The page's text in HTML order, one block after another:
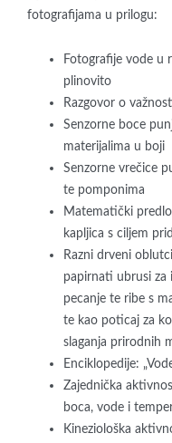
fotografijama u prilogu:
Fotografije vode u
plinovito
Razgovor o
Senzorne boce
materijalima u boji
Senzorne vrečice
te pomponima
Matematički
kapljica s ciljem
Razni drveni
papirnati ubrusi za
pecanje te ribe s
te kao poticaj za
slaganja prirodnih
Enciklopedije:
Zajednička
boca, vode i
Kineziološka